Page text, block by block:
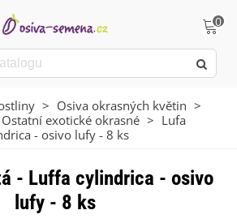
0
> Osiva okrasných květin >
Ostatní exotické okrasné > Lufa
- osivo lufy - 8 ks
- Luffa cylindrica - osivo
lufy - 8 ks